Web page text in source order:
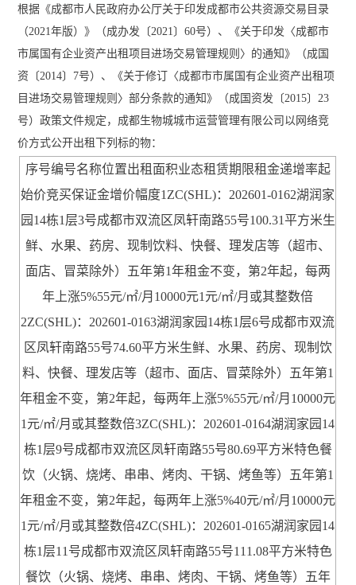
根据《成都市人民政府办公厅关于印发成都市公共资源交易目录
（2021年版）》（成办发〔2021〕60号）、《关于印发〈成都市
市属国有企业资产出租项目进场交易管理规则〉的通知》（成国
资〔2014〕7号）、《关于修订〈成都市市属国有企业资产出租项
目进场交易管理规则〉部分条款的通知》（成国资发〔2015〕23
号）政策文件规定，成都生物城城市运营管理有限公司以网络竞
价方式公开出租下列标的物：
序号编号名称位置出租面积业态租赁期限租金递增率起
始价竞买保证金增价幅度1ZC(SHL)：202601-0162湖润家
园14栋1层3号成都市双流区凤轩南路55号100.31平方米生
鲜、水果、药房、现制饮料、快餐、理发店等（超市、
面店、冒菜除外）五年第1年租金不变，第2年起，每两
年上涨5%55元/㎡/月10000元1元/㎡/月或其整数倍
2ZC(SHL)：202601-0163湖润家园14栋1层6号成都市双流
区凤轩南路55号74.60平方米生鲜、水果、药房、现制饮
料、快餐、理发店等（超市、面店、冒菜除外）五年第1
年租金不变，第2年起，每两年上涨5%55元/㎡/月10000元
1元/㎡/月或其整数倍3ZC(SHL)：202601-0164湖润家园14
栋1层9号成都市双流区凤轩南路55号80.69平方米特色餐
饮（火锅、烧烤、串串、烤肉、干锅、烤鱼等）五年第1
年租金不变，第2年起，每两年上涨5%40元/㎡/月10000元
1元/㎡/月或其整数倍4ZC(SHL)：202601-0165湖润家园14
栋1层11号成都市双流区凤轩南路55号111.08平方米特色
餐饮（火锅、烧烤、串串、烤肉、干锅、烤鱼等）五年